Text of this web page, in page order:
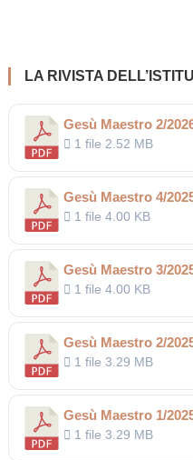
LA RIVISTA
Gesù Maestro 2/
1 file2.52 MB
Gesù Maestro 4/
1 file4.00 KB
Gesù Maestro 3/
1 file4.00 KB
Gesù Maestro 2/
1 file3.29 MB
Gesù Maestro 1/
1 file3.29 MB